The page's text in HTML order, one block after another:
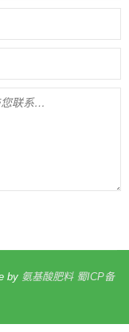
by 氨基酸肥料 蜀ICP备